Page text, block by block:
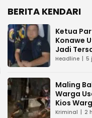
BERITA KENDARI
Ketua
Konawe
Jadi
Dugaan
Headline 5
Maling
Warga
Kios
Raya
Kriminal 2